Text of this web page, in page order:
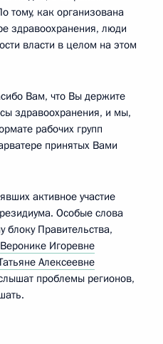
тому, как организована
здравоохранения, люди
власти в целом на этом
Вам, что Вы держите
здравоохранения, и мы,
рабочих групп
принятых Вами
активное участие
Особые слова
блоку Правительства,
Веронике Игоревне
Алексеевне
проблемы регионов,